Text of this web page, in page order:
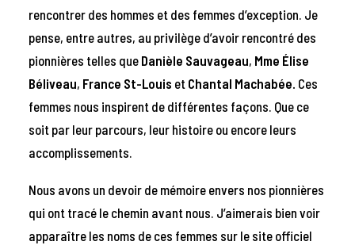
rencontrer des hommes et des femmes d’exception. Je
pense, entre autres, au privilège d’avoir rencontré des
pionnières telles que Danièle Sauvageau, Mme Élise
Béliveau, France St-Louis et Chantal Machabée. Ces
femmes nous inspirent de différentes façons. Que ce
soit par leur parcours, leur histoire ou encore leurs
accomplissements.
Nous avons un devoir de mémoire envers nos pionnières
qui ont tracé le chemin avant nous. J’aimerais bien voir
apparaître les noms de ces femmes sur le site officiel